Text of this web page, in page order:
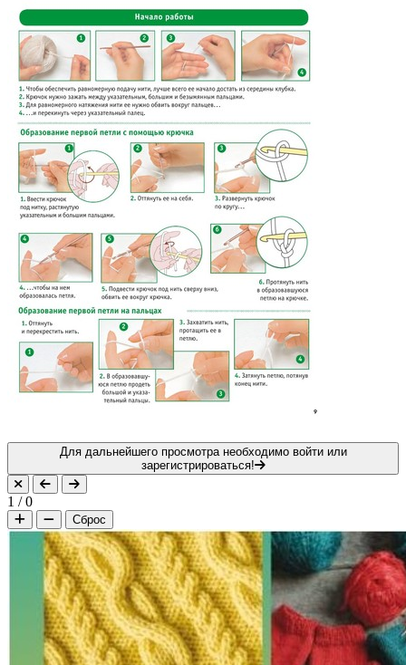
Для дальнейшего просмотра необходимо войти или
зарегистрироваться!
1 /0
Сброс